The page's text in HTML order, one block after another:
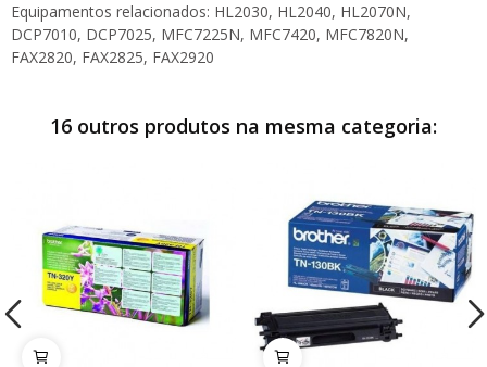
Equipamentos relacionados: HL2030, HL2040, HL2070N,
DCP7010, DCP7025, MFC7225N, MFC7420, MFC7820N,
FAX2820, FAX2825, FAX2920
16 outros produtos na mesma categoria: